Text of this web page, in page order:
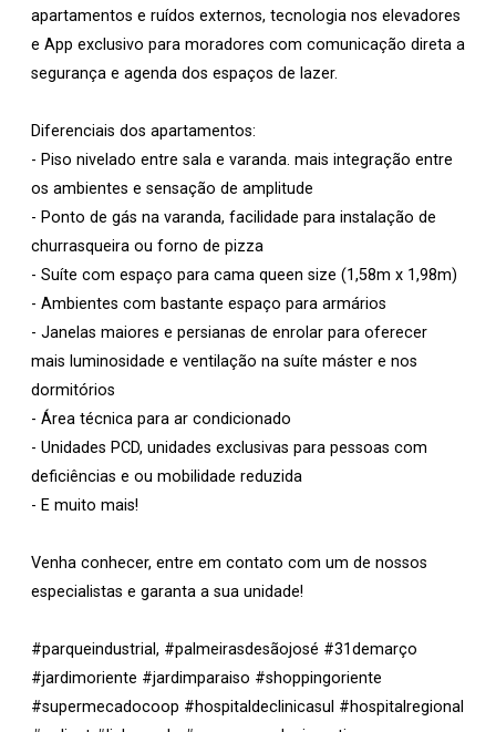
apartamentos e ruídos externos, tecnologia nos elevadores
e App exclusivo para moradores com comunicação direta a
segurança e agenda dos espaços de lazer.
Diferenciais dos apartamentos:
- Piso nivelado entre sala e varanda. mais integração entre
os ambientes e sensação de amplitude
- Ponto de gás na varanda, facilidade para instalação de
churrasqueira ou forno de pizza
- Suíte com espaço para cama queen size (1,58m x 1,98m)
- Ambientes com bastante espaço para armários
- Janelas maiores e persianas de enrolar para oferecer
mais luminosidade e ventilação na suíte máster e nos
dormitórios
- Área técnica para ar condicionado
- Unidades PCD, unidades exclusivas para pessoas com
deficiências e ou mobilidade reduzida
- E muito mais!
Venha conhecer, entre em contato com um de nossos
especialistas e garanta a sua unidade!
#parqueindustrial, #palmeirasdesãojosé #31demarço
#jardimoriente #jardimparaiso #shoppingoriente
#supermecadocoop #hospitaldeclinicasul #hospitalregional